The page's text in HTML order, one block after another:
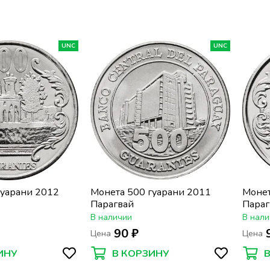
UNC
2012
UNC
Монета 500 гуарани 2011
Парагвай
В наличии
Цена 90 ₽
В КОРЗИНУ
В
Цена